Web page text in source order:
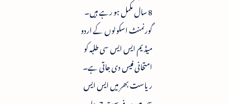
8 سال مکمل ہو رہے ہیں۔
گورنمنٹ اسکولوں کے اردو
میڈیم ایس ایس سی طلبہ کو
امتحانی فیس دی جاتی ہے۔
ریاست بھر میں ایس ایس